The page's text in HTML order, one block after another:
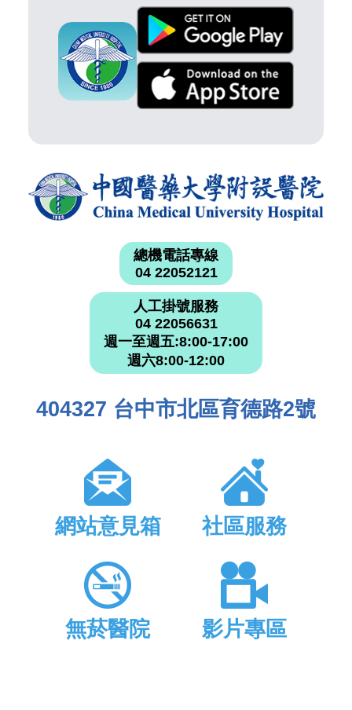
總機電話專線
04 22052121
人工掛號服務
04 22056631
週一至週五:8:00-17:00
週六8:00-12:00
404327 台中市北區育德路2號
網站意見箱 社區服務
無菸醫院 影片專區